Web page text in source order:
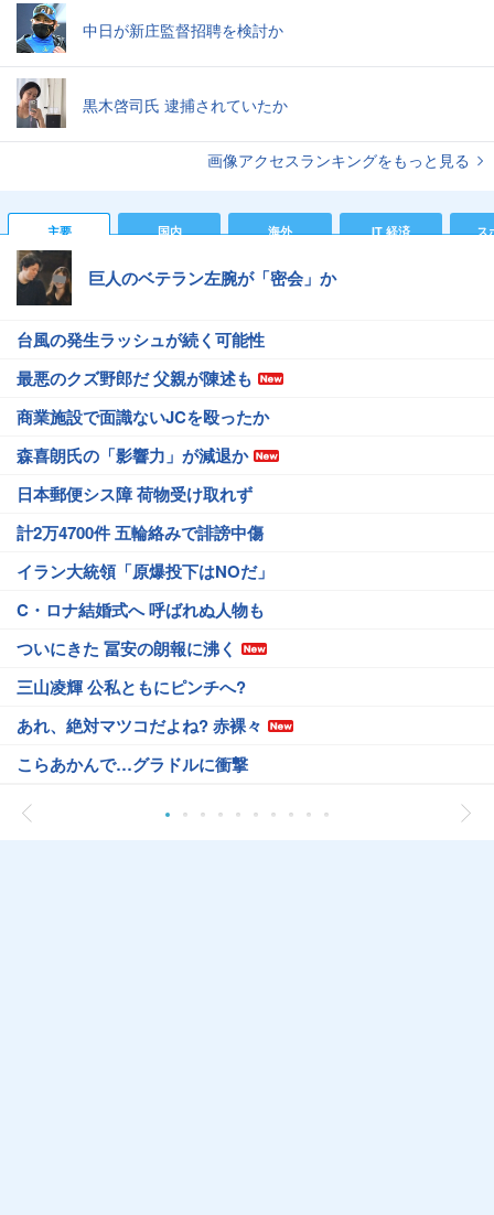
中日が新庄監督招聘を検討か
黒木啓司氏 逮捕されていたか
画像アクセスランキングをもっと見る
主要 国内 海外 IT 経済 ス
巨人のベテラン左腕が「密会」か
台風の発生ラッシュが続く可能性
最悪のクズ野郎だ 父親が陳述も
商業施設で面識ないJCを殴ったか
森喜朗氏の「影響力」が減退か
日本郵便シス障 荷物受け取れず
計2万4700件 五輪絡みで誹謗中傷
イラン大統領「原爆投下はNOだ」
C・ロナ結婚式へ 呼ばれぬ人物も
ついにきた 冨安の朗報に沸く
三山凌輝 公私ともにピンチへ?
あれ、絶対マツコだよね? 赤裸々
こらあかんで…グラドルに衝撃